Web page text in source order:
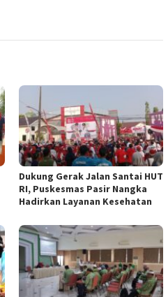
Dukung Gerak Jalan Santai HUT
RI, Puskesmas Pasir Nangka
Hadirkan Layanan Kesehatan